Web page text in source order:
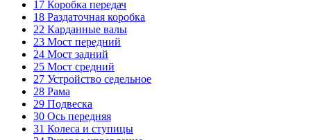
17 Коробка передач
18 Раздаточная коробка
22 Карданные валы
23 Мост передний
24 Мост задний
25 Мост средний
27 Устройство седельное
28 Рама
29 Подвеска
30 Ось передняя
31 Колеса и ступицы